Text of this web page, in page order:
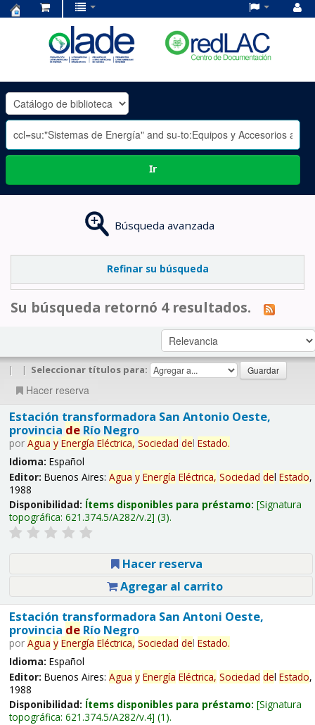
OLADE
-
Ir
Búsqueda avanzada
Refinar su búsqueda
Su búsqueda retornó 4 resultados.
| | Seleccionar títulos para:
Hacer reserva
Estación transformadora San Antonio Oeste,
provincia deRío Negro
por Agua y Energía Eléctrica, Sociedad del Estado.
Idioma: Español
Editor: Buenos Aires: Agua y Energía Eléctrica, Sociedad del Estado,
1988
Disponibilidad: Ítems disponibles para préstamo: Signatura
topográfica: 621.374.5/A282/v.2 (3).
Hacer reserva
Agregar al carrito
Estación transformadora San Antoni Oeste,
provincia deRío Negro
por Agua y Energía Eléctrica, Sociedad del Estado.
Idioma: Español
Editor: Buenos Aires: Agua y Energía Eléctrica, Sociedad del Estado,
1988
Disponibilidad: Ítems disponibles para préstamo: Signatura
topográfica: 621.374.5/A282/v.4 (1).